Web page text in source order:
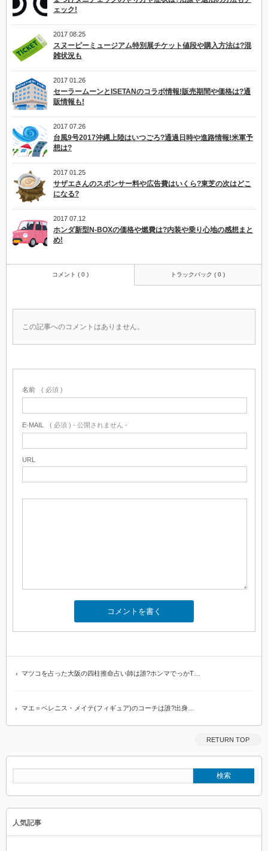
ェック!
2017 08.25
スヌーピーミュージアム特別展チケット値段や購入方法は?混
雑状況も
2017 01.26
セーラームーンとISETANのコラボ情報!販売期間や価格は?通
販情報も!
2017 07.26
台風9号2017沖縄上陸はいつごろ?通過日時や進路情報!米軍予
想は?
2017 01.25
サザエさんのスポンサー料や広告費はいくら?東芝の次はどこ
になる?
2017 07.12
ホンダ新型N-BOXの価格や燃費は?内装や乗り心地の感想まと
め!
コメント ( 0 ) トラックバック ( 0 )
この記事へのコメントはありません。
名前 ( 必須 )
E-MAIL ( 必須 ) - 公開されません -
URL
マツコを占った大阪の四柱推命占い師は誰?ホンマでっかT…
マエ＝ベレニス・メイテ(フィギュア)のコーチは誰?出身…
RETURN TOP
人気記事